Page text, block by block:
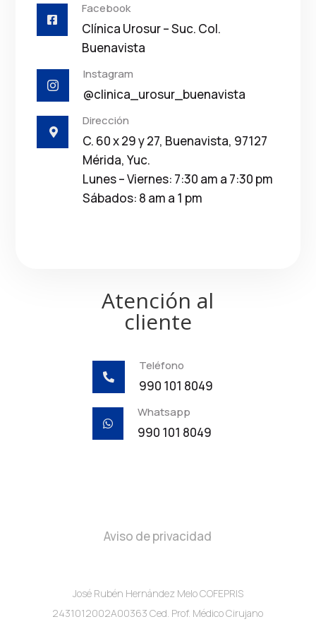

Facebook
Clínica Urosur – Suc. Col.
Buenavista

Instagram
@clinica_urosur_buenavista

Dirección
C. 60 x 29 y 27, Buenavista, 97127
Mérida, Yuc.
Lunes – Viernes: 7:30 am a 7:30 pm
Sábados: 8 am a 1 pm
Atención al
cliente

Teléfono
990 101 8049

Whatsapp
990 101 8049
Aviso de privacidad
José Rubén Hernández Melo COFEPRIS
2431012002A00363 Ced. Prof. Médico Cirujano